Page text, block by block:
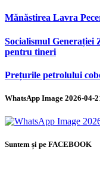
Mănăstirea Lavra
Socialismul Generației
pentru tineri
Prețurile petrolului
WhatsApp Image 2026-04-
Suntem și pe FACEBOOK